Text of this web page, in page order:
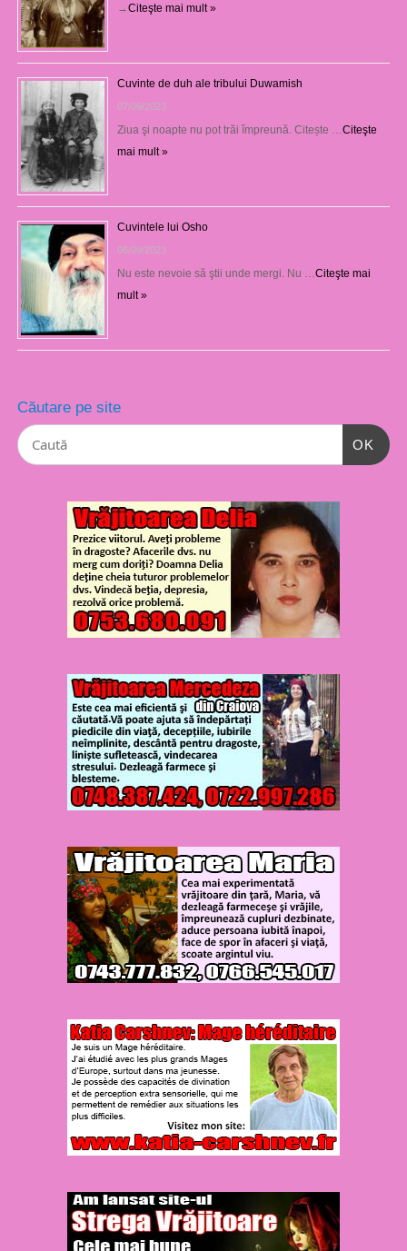
→Citeşte mai mult »
Cuvinte de duh ale tribului Duwamish
07/09/2023
Ziua şi noapte nu pot trăi împreună. Citește … Citeşte
mai mult »
Cuvintele lui Osho
06/09/2023
Nu este nevoie să ştii unde mergi. Nu … Citeşte mai
mult »
Căutare pe site
OK